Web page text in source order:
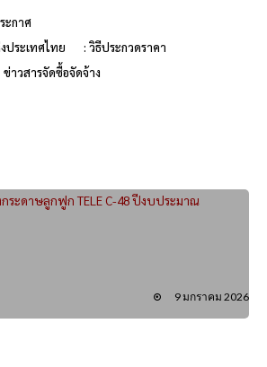
ะกาศ
ประเทศไทย
: วิธีประกวดราคา
ข่าวสารจัดซื้อจัดจ้าง
ระดาษลูกฟูก TELE C-48 ปีงบประมาณ
9 มกราคม 2026